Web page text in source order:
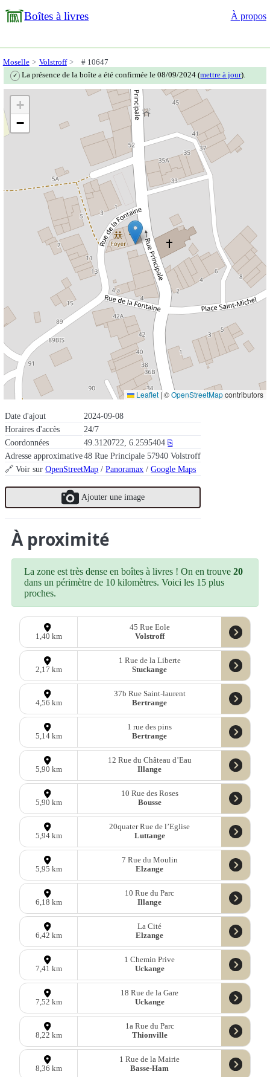
Boîtes à livres À propos
Moselle Volstroff # 10647
✓ La présence de la boîte a été confirmée le 08/09/2024 (mettre à jour).
Date d'ajout
2024-09-08
Horaires d'accès
24/7
Coordonnées
49.3120722, 6.2595404 ⎘
Adresse approximative48 Rue Principale 57940 Volstroff
🔗 Voir surOpenStreetMap /Panoramax /Google Maps
Ajouter une image
+
−
Leaflet | ©OpenStreetMapcontributors
À proximité
La zone est très dense en boîtes à livres ! On en trouve20
dans un périmètre de 10 kilomètres. Voici les 15 plus
proches.
1,40 km
45 Rue Eole
Volstroff
2,17 km
1 Rue de la Liberte
Stuckange
4,56 km
37b Rue Saint-laurent
Bertrange
5,14 km
1 rue des pins
Bertrange
5,90 km
12 Rue du Château d’Eau
Illange
5,90 km
10 Rue des Roses
Bousse
5,94 km
20quater Rue de l’Eglise
Luttange
5,95 km
7 Rue du Moulin
Elzange
6,18 km
10 Rue du Parc
Illange
6,42 km
La Cité
Elzange
7,41 km
1 Chemin Prive
Uckange
7,52 km
18 Rue de la Gare
Uckange
8,22 km
1a Rue du Parc
Thionville
8,36 km
1 Rue de la Mairie
Basse-Ham